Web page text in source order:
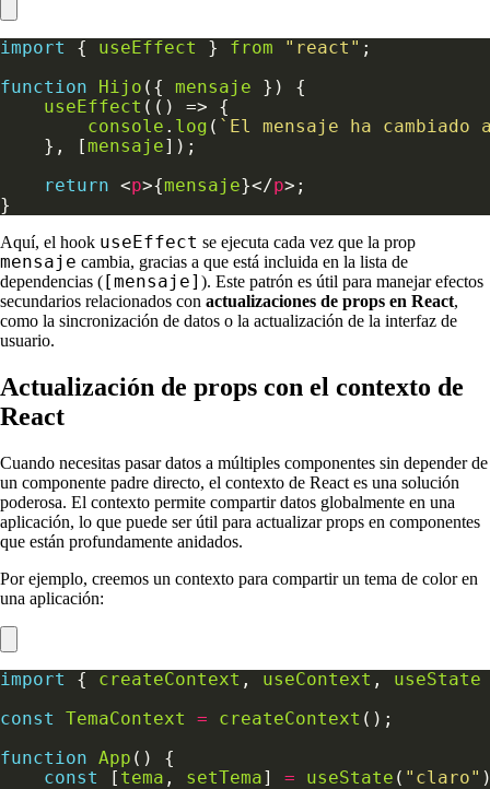
import { useEffect } from "react"
function
Hijo ({ mensaje
useEffect
console . log ( `El mensaje ha
    }, [
mensaje
return <p>{mensaje}</p
Aquí, el hook useEffect se ejecuta cada vez que la prop
mensaje cambia, gracias a que está incluida en la lista de
dependencias ([mensaje] ). Este patrón es útil para manejar efectos
secundarios relacionados con actualizaciones de props en React,
como la sincronización de datos o la actualización de la interfaz de
usuario.
Actualización de props con el contexto de
React
Cuando necesitas pasar datos a múltiples componentes sin depender de
un componente padre directo, el contexto de React es una solución
poderosa. El contexto permite compartir datos globalmente en una
aplicación, lo que puede ser útil para actualizar props en componentes
que están profundamente anidados.
Por ejemplo, creemos un contexto para compartir un tema de color en
una aplicación:
import { createContext , useContext , useState
const
TemaContext = createContext
function App
const
[ tema , setTema] = useState ( "claro"